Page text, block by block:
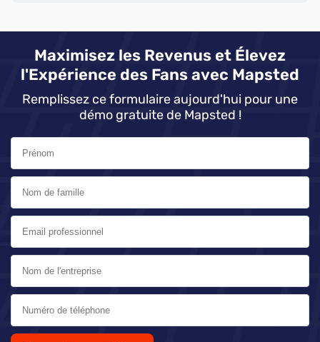
Maximisez les Revenus et Élevez
l'Expérience des Fans avec Mapsted
Remplissez ce formulaire aujourd'hui pour une
démo gratuite de Mapsted !